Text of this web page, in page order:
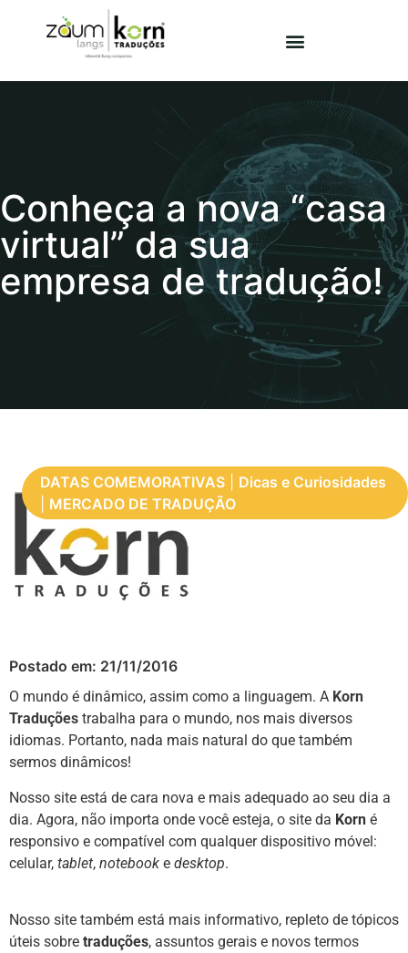
Conheça a nova “casa
virtual” da sua
empresa de tradução!
DATAS COMEMORATIVAS
Dicas e Curiosidades
MERCADO DE TRADUÇÃO
Postado em: 21/11/2016
O mundo é dinâmico, assim como a linguagem. A Korn
Traduções trabalha para o mundo, nos mais diversos
idiomas. Portanto, nada mais natural do que também
sermos dinâmicos!
Nosso site está de cara nova e mais adequado ao seu dia a
dia. Agora, não importa onde você esteja, o site da Korn é
responsivo e compatível com qualquer dispositivo móvel:
celular, tablet, notebook e desktop.
Nosso site também está mais informativo, repleto de tópicos
úteis sobre traduções, assuntos gerais e novos termos